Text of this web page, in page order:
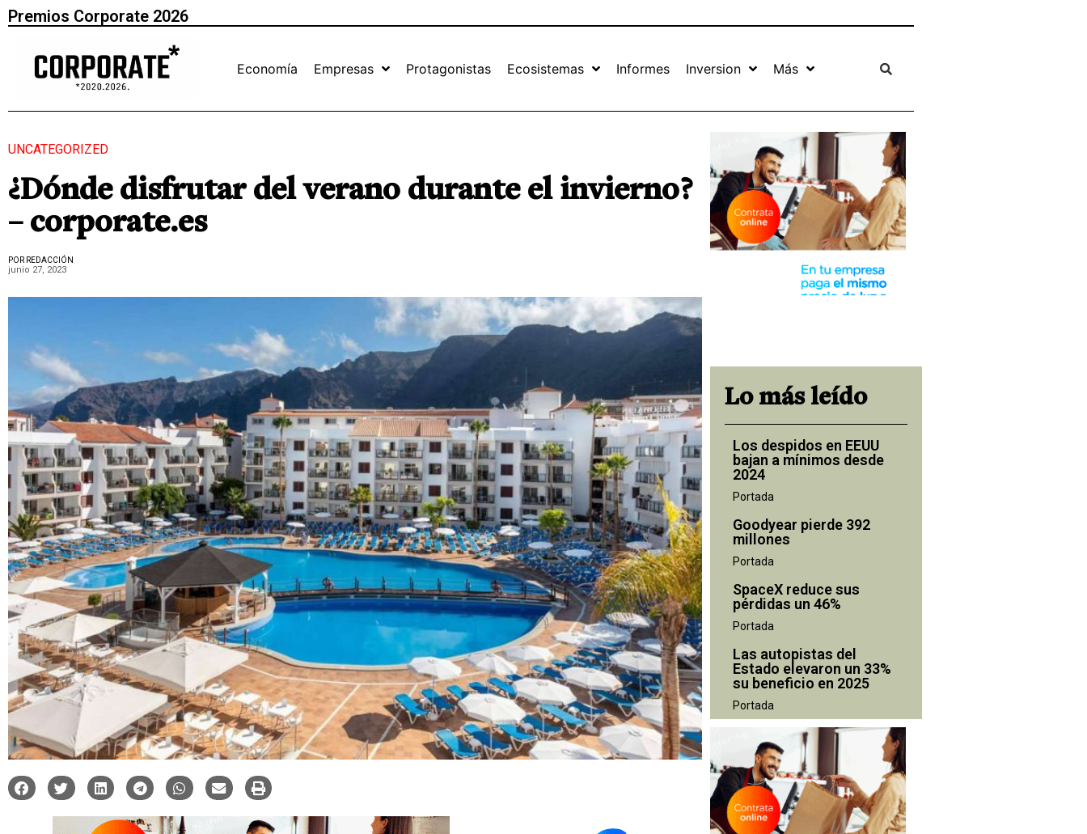
Premios Corporate 2026
Economía Empresas Protagonistas Ecosistemas Informes Inversion Más
UNCATEGORIZED
¿Dónde disfrutar del verano durante el invierno?
– corporate.es
POR REDACCIÓN
junio 27, 2023
Lo más leído
Los despidos en EEUU
bajan a mínimos desde
2024
Portada
Goodyear pierde 392
millones
Portada
SpaceX reduce sus
pérdidas un 46%
Portada
Las autopistas del
Estado elevaron un 33%
su beneficio en 2025
Portada